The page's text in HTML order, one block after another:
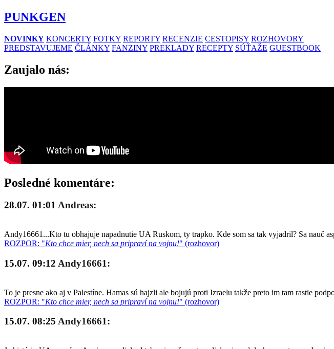
PUNKGEN
NOVINKY KONCERTY FOTKY REPORTY RECENZIE CESTOPISY ROZHOVORY
PREDSTAVUJEME ČLÁNKY FANZINY PREKLADY RECEPTY SÚŤAŽE GUESTBOOK
Zaujalo nás:
Posledné komentáre:
28.07. 01:01 Andreas:
Andy16661...Kto tu obhajuje napadnutie UA Ruskom, ty trapko. Kde som sa tak vyjadril? Sa nauč
ROZPOR: "Kto chce mier, nech sa pripraví na vojnu!" (rozhovor)
15.07. 09:12 Andy16661:
To je presne ako aj v Palestíne. Hamas sú hajzli ale bojujú proti Izraelu takže preto im tam rastie
ROZPOR: "Kto chce mier, nech sa pripraví na vojnu!" (rozhovor)
15.07. 08:25 Andy16661: